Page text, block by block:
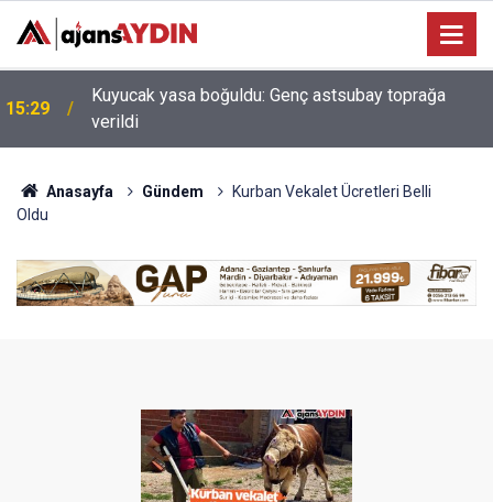
14:23
Erdoğan'ın müjdesi hayata geçiyor! Aydın Şehir
Hastanesi'nde ilk adım atıldı
Anasayfa Gündem
Kurban Vekalet Ücretleri Belli
Oldu